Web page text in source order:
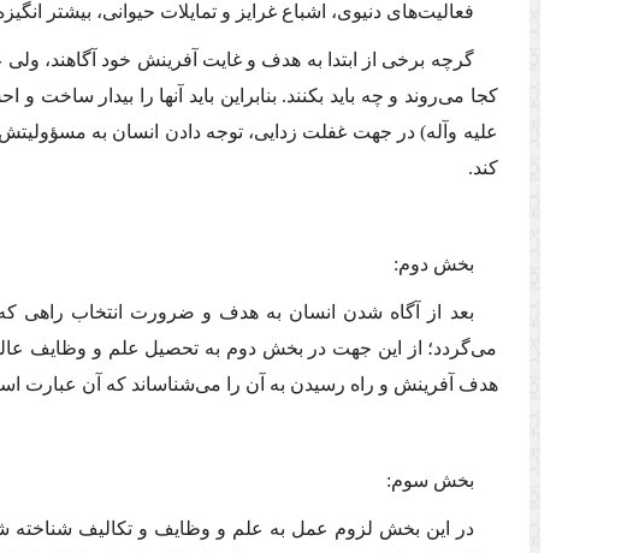
فعالیت‌هاى دنیوى، اشباع غرایز و تمایلات حیوانى، بیشتر
گرچه برخى از ابتدا به هدف و غایت آفرینش خود آگاهند،
كجا مى‌روند و چه باید بكنند. بنابراین باید آنها را بیدار
علیه وآله)در جهت غفلت زدایى، توجه دادن انسان به مسؤولیتش
كند.
بخش دوم:
بعد از آگاه شدن انسان به هدف و ضرورت انتخاب راهى
مى‌گردد؛ از این جهت در بخش دوم به تحصیل علم و وظایف
هدف آفرینش و راه رسیدن به آن را مى‌شناساند كه آن عبارت
بخش سوم:
در این بخش لزوم عمل به علم و وظایف و تكالیف